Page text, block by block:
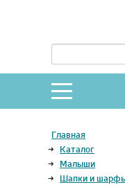
Главная
→ Каталог
→ Малыши
→ Шапки и